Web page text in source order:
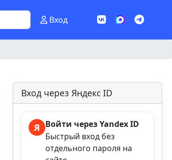
Вход
Вход через Яндекс ID
Я Войти через Yandex ID
Быстрый вход без
отдельного пароля на